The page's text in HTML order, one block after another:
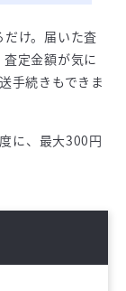
け。届いた査
定金額が気に
手続きもできま
に、最大300円